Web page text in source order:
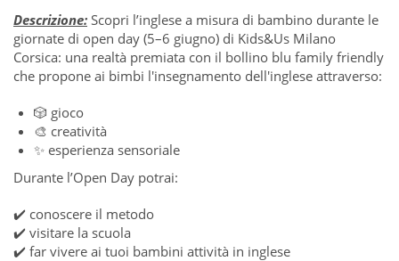
Descrizione: Scopri l’inglese a misura di bambino durante le
giornate di open day (5–6 giugno) di Kids&Us Milano
Corsica: una realtà premiata con il bollino blu family friendly
che propone ai bimbi l'insegnamento dell'inglese attraverso:
🎲 gioco
🎨 creatività
✨esperienza sensoriale
Durante l’Open Day potrai:
✔️ conoscere il metodo
✔️ visitare la scuola
✔️ far vivere ai tuoi bambini attività in inglese